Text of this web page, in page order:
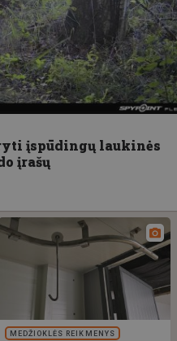
įspūdingų laukinės
įrašų
MEDŽIOKLĖS REIKMENYS